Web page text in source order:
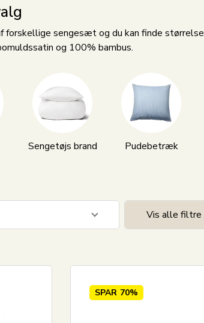
forskellige sengesæt og du kan finde
og 100% bambus.
Sengetøjs brand Pudebetræk
Vis alle filtre
SPAR 70%